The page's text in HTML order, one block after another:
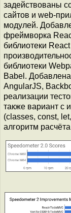
задействованы
сайтов и web-
модулей.
фреймворка
библиотеки
библиотеки
Babel.
AngularJS,
реализации
также вариант с
(classes, const,
алгоритм